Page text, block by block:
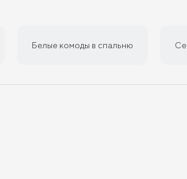
Белые комоды в спальню